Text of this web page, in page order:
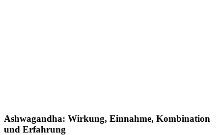
Ashwagandha: Wirkung, Einnahme, Kombination
und Erfahrung